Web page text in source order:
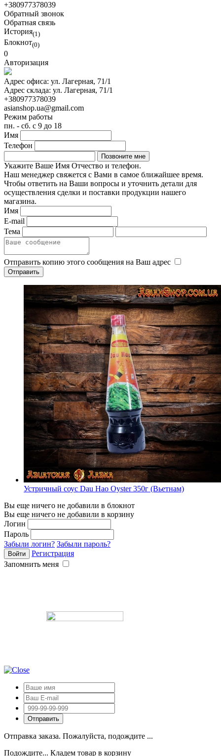
+380977378039
Обратный звонок
Обратная связь
История(1)
Блокнот(0)
0
Авторизация
Адрес офиса: ул. Лагерная, 71/1
Адрес склада: ул. Лагерная, 71/1
+380977378039
asianshop.ua@gmail.com
Режим работы
пн. - сб. с 9 до 18
Имя
Телефон
Укажите Ваше Имя Отчество и телефон.
Наш менеджер свяжется с Вами в самое ближайшее время.
Чтобы ответить на Ваши вопросы и уточнить детали для
осуществления сделки и поставки продукции нашего
магазина.
Имя
E-mail
Тема
Отправить копию этого сообщения на Ваш адрес
Устричный соус Dau Hao Oyster 350г (Вьетнам)
Вы еще ничего не добавили в блокнот
Вы еще ничего не добавили в корзину
Логин
Пароль
Забыли логин? Забыли пароль?
Регистрация
Запомнить меня
Отправка заказа. Пожалуйста, подождите ...
Подождите... Кладем товар в корзину